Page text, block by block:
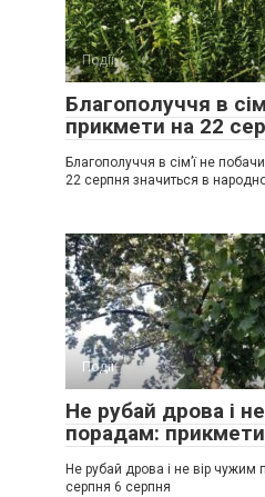
Події
Благополуччя в
прикмети на 22
Благополуччя в сім’ї не
22 серпня значиться в
Події
Не рубай дрова і
порадам:
Не рубай дрова і не вір
серпня 6 серпня